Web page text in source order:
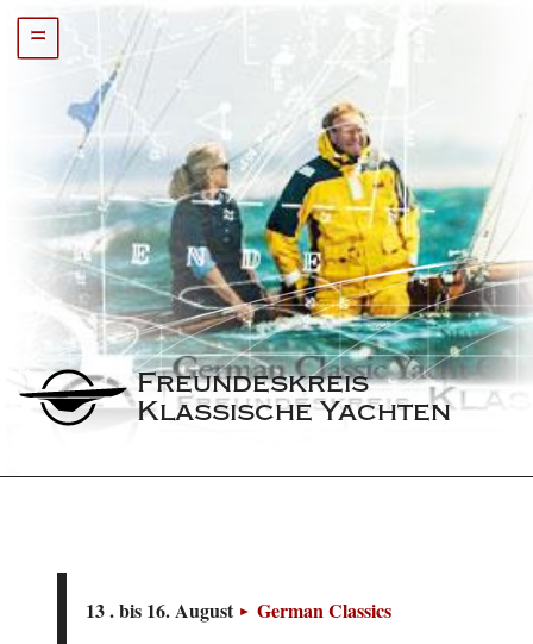
=
Freundeskreis
Klassische Yachten
13 . bis 16. August German Classics